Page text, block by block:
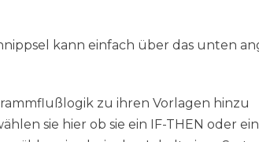
kann einfach über das unten
zu ihren Vorlagen hinzu
sie hier ob sie ein IF-THEN oder